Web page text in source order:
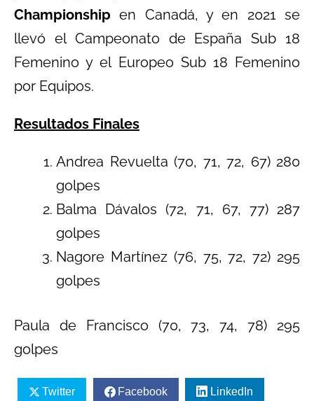
Championship en Canadá, y en 2021 se
llevó el Campeonato de España Sub 18
Femenino y el Europeo Sub 18 Femenino
por Equipos.
Resultados Finales
Andrea Revuelta (70, 71, 72, 67) 280
golpes
Balma Dávalos (72, 71, 67, 77) 287
golpes
Nagore Martínez (76, 75, 72, 72) 295
golpes
Paula de Francisco (70, 73, 74, 78) 295
golpes
Twitter Facebook LinkedIn